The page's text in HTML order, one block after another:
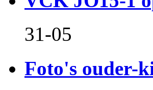
31-05
Foto's ouder-